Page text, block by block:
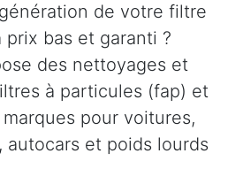
de votre filtre
bas et garanti ?
des nettoyages et
à particules (fap) et
pour voitures,
autocars et poids lourds